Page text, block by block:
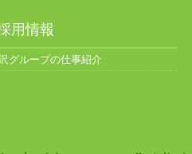
用情報
グループの仕事紹介